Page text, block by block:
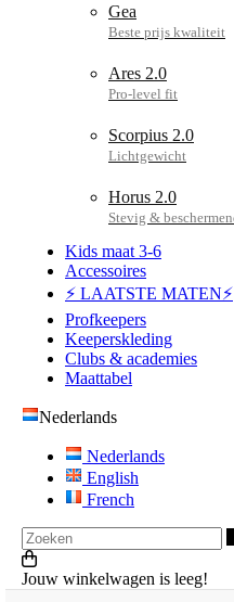
Gea
Ares 2.0
Scorpius 2.0
Horus 2.0
Kids maat 3-6
Accessoires
⚡ LAATSTE MATEN⚡
Profkeepers
Keeperskleding
Clubs & academies
Maattabel
Nederlands
Nederlands
English
French
Jouw winkelwagen is leeg!